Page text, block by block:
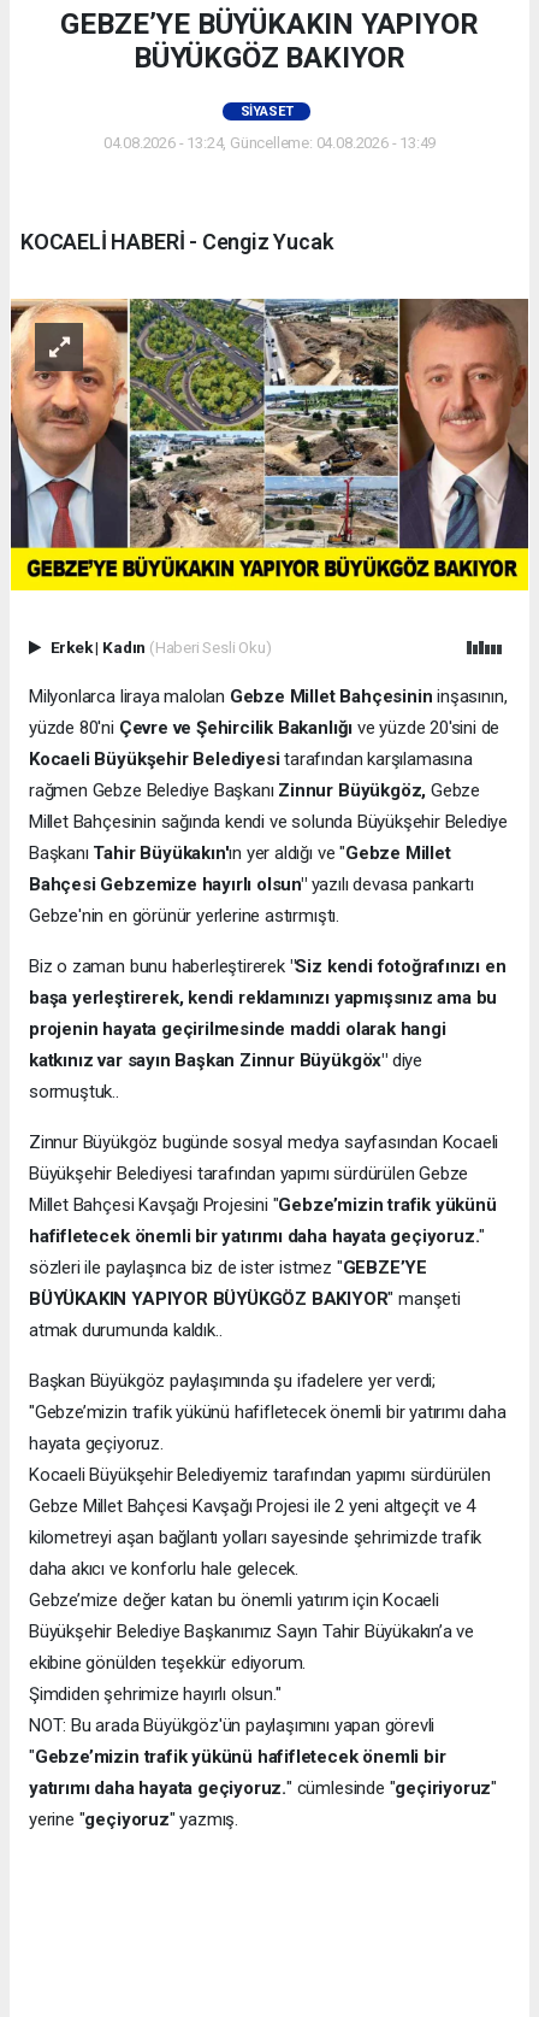
GEBZE’YE BÜYÜKAKIN YAPIYOR
BÜYÜKGÖZ BAKIYOR
SIYASET
04.08.2026 - 13:24, Güncelleme: 04.08.2026 - 13:49
KOCAELİ HABERİ - Cengiz Yucak
Erkek| Kadın (Haberi Sesli Oku)
Milyonlarca liraya malolan Gebze Millet Bahçesinin inşasının,
yüzde 80'ni Çevre ve Şehircilik Bakanlığı ve yüzde 20'sini de
Kocaeli Büyükşehir Belediyesitarafından karşılamasına
rağmen Gebze Belediye Başkanı Zinnur Büyükgöz, Gebze
Millet Bahçesinin sağında kendi ve solunda Büyükşehir Belediye
Başkanı Tahir Büyükakın'ın yer aldığı ve "Gebze Millet
Bahçesi Gebzemize hayırlı olsun"yazılı devasa pankartı
Gebze'nin en görünür yerlerine astırmıştı.
Biz o zaman bunu haberleştirerek "Siz kendi fotoğrafınızı en
başa yerleştirerek, kendi reklamınızı yapmışsınız ama bu
projenin hayata geçirilmesinde maddi olarak hangi
katkınız var sayın Başkan Zinnur Büyükgöx" diye
sormuştuk..
Zinnur Büyükgöz bugünde sosyal medya sayfasından Kocaeli
Büyükşehir Belediyesi tarafından yapımı sürdürülen Gebze
Millet Bahçesi Kavşağı Projesini "Gebze’mizin trafik yükünü
hafifletecek önemli bir yatırımı daha hayata geçiyoruz."
sözleri ile paylaşınca biz de ister istmez "GEBZE’YE
BÜYÜKAKIN YAPIYOR BÜYÜKGÖZ BAKIYOR" manşeti
atmak durumunda kaldık..
Başkan Büyükgöz paylaşımında şu ifadelere yer verdi;
"Gebze’mizin trafik yükünü hafifletecek önemli bir yatırımı daha
hayata geçiyoruz.
Kocaeli Büyükşehir Belediyemiz tarafından yapımı sürdürülen
Gebze Millet Bahçesi Kavşağı Projesi ile 2 yeni altgeçit ve 4
kilometreyi aşan bağlantı yolları sayesinde şehrimizde trafik
daha akıcı ve konforlu hale gelecek.
Gebze’mize değer katan bu önemli yatırım için Kocaeli
Büyükşehir Belediye Başkanımız Sayın Tahir Büyükakın’a ve
ekibine gönülden teşekkür ediyorum.
Şimdiden şehrimize hayırlı olsun."
NOT: Bu arada Büyükgöz'ün paylaşımını yapan görevli
"Gebze’mizin trafik yükünü hafifletecek önemli bir
yatırımı daha hayata geçiyoruz." cümlesinde "geçiriyoruz"
yerine "geçiyoruz" yazmış.